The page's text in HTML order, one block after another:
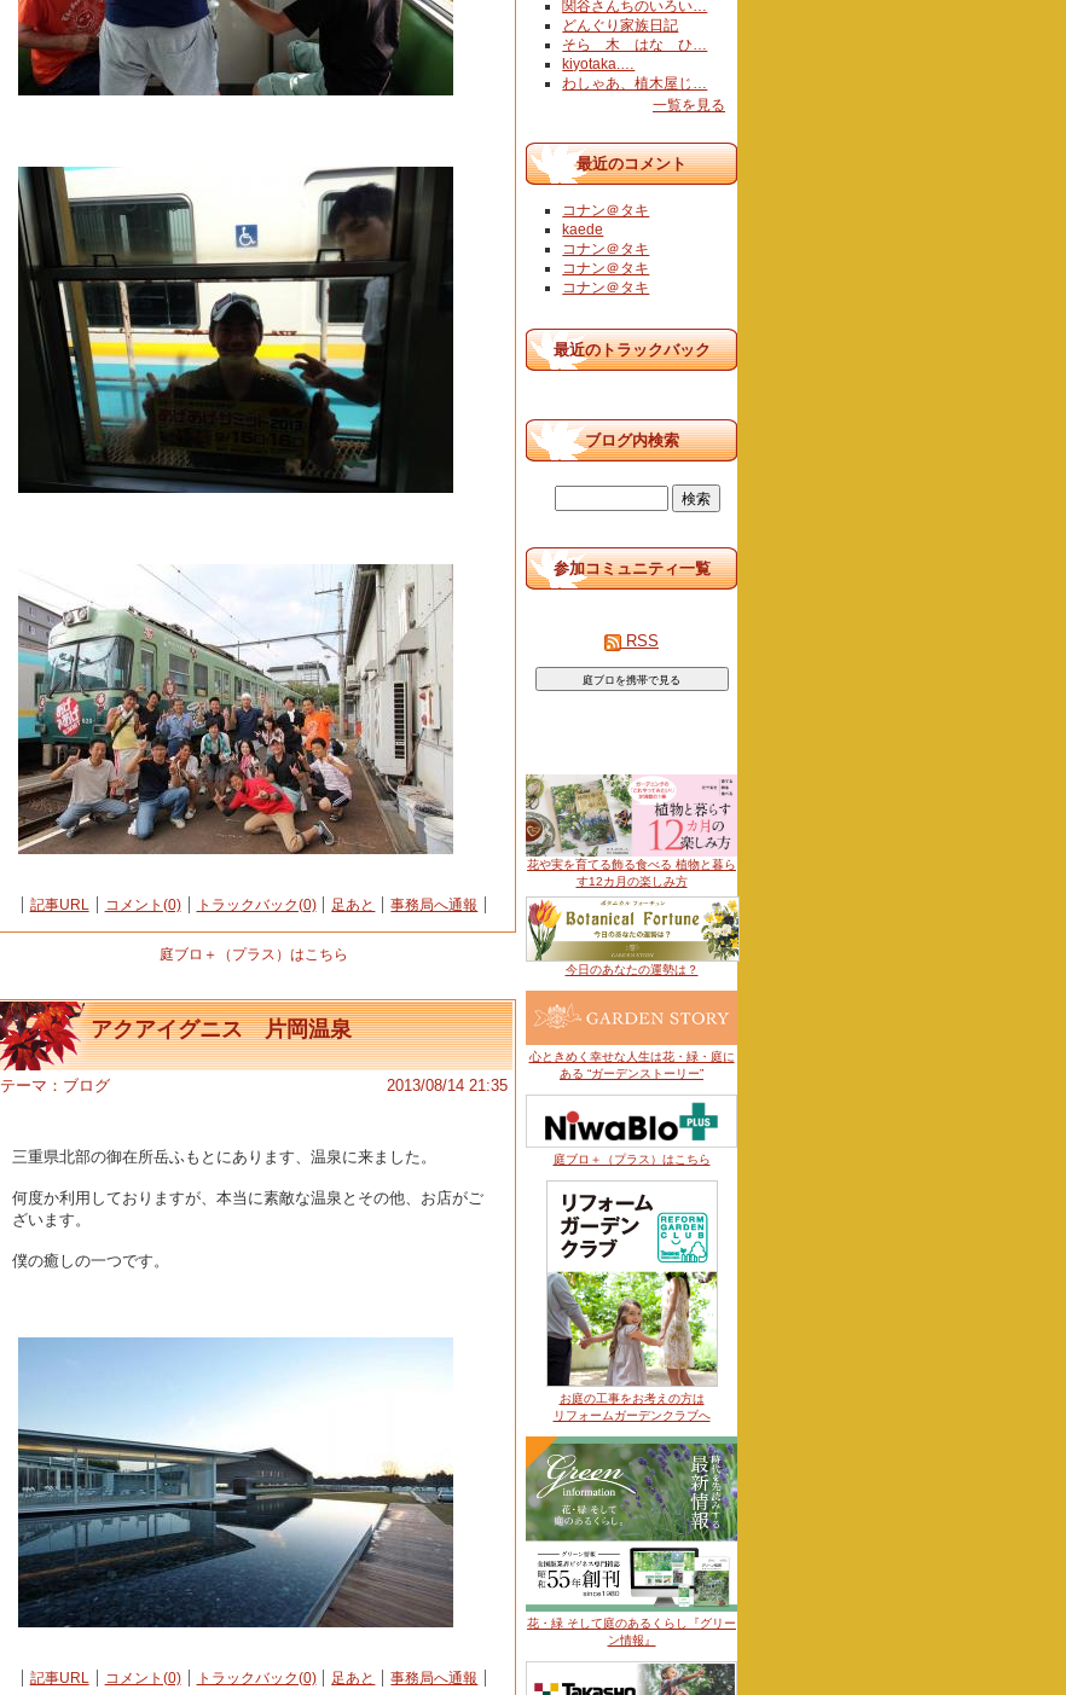
記事URL コメント(0) トラックバック(0) 足あと 事務局へ通報
庭ブロ＋（プラス）はこちら
アクアイグニス 片岡温泉
テーマ： ブログ 2013/08/14 21:35
三重県北部の御在所岳ふもとにあります、温泉に来ました。
何度か利用しておりますが、本当に素敵な温泉とその他、お店がご
ざいます。
僕の癒しの一つです。
記事URL コメント(0) トラックバック(0) 足あと 事務局へ通報
関谷さんちのいろい…
どんぐり家族日記
そら 木 はな ひ…
kiyotaka.…
わしゃあ、植木屋じ…
一覧を見る
最近のコメント
コナン＠タキ
kaede
コナン＠タキ
コナン＠タキ
コナン＠タキ
最近のトラックバック
ブログ内検索
参加コミュニティ一覧
RSS
花や実を育てる飾る食べる 植物と暮ら
す12カ月の楽しみ方
今日のあなたの運勢は？
心ときめく幸せな人生は花・緑・庭に
ある “ガーデンストーリー”
庭ブロ＋（プラス）はこちら
お庭の工事をお考えの方は
リフォームガーデンクラブへ
花・緑 そして庭のあるくらし『グリー
ン情報』